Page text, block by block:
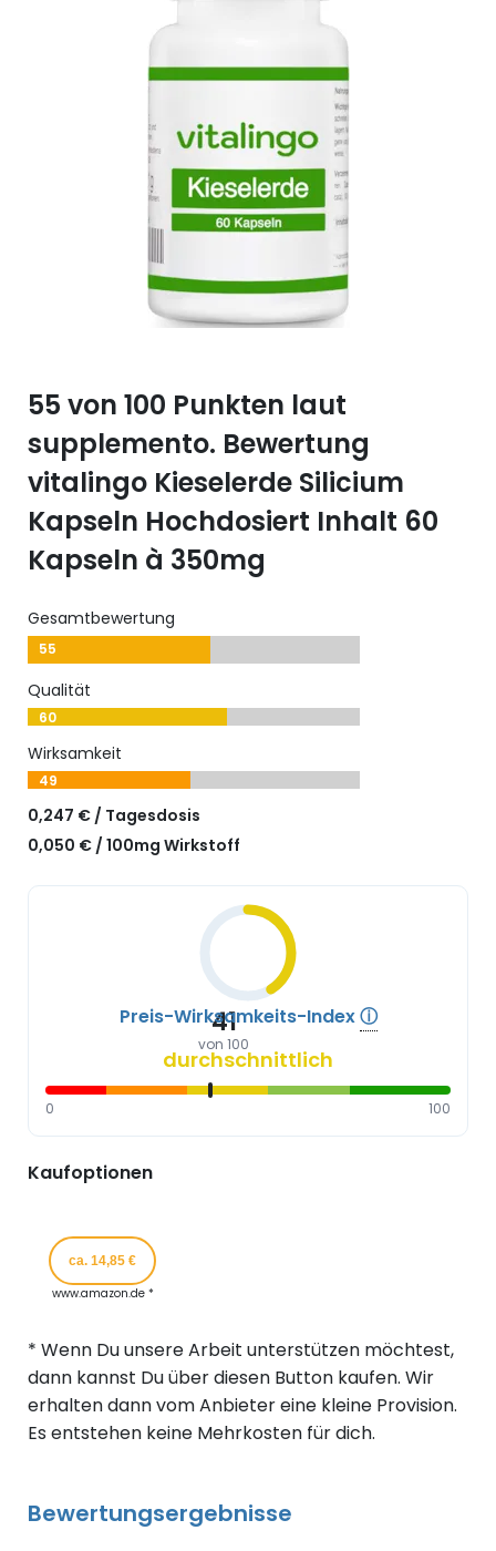
Silicium (Si)
Zink (Zn)
Vitamin C
Vitamin D
Vitamin E
Vitamin K
Vitamin Q (Q10)
55 von 100 Punkten laut
supplemento. Bewertung
vitalingo Kieselerde Silicium
Kapseln Hochdosiert Inhalt 60
Kapseln à 350mg
Gesamtbewertung
55
Qualität
60
Wirksamkeit
49
0,247 € / Tagesdosis
0,050 € / 100mg Wirkstoff
41
von 100
Preis-Wirksamkeits-Indexⓘ
durchschnittlich
0 100
Kaufoptionen
ca. 14,85 €
www.amazon.de *
* Wenn Du unsere Arbeit unterstützen möchtest,
dann kannst Du über diesen Button kaufen. Wir
erhalten dann vom Anbieter eine kleine Provision.
Es entstehen keine Mehrkosten für dich.
Bewertungsergebnisse